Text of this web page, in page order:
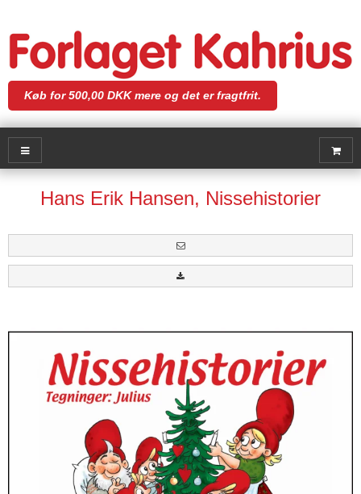
Køb for 500,00 DKK mere og det er fragtfrit.
Hans Erik Hansen, Nissehistorier